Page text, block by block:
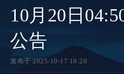
10月20日
公告
发布于 2025-10-17 10:20